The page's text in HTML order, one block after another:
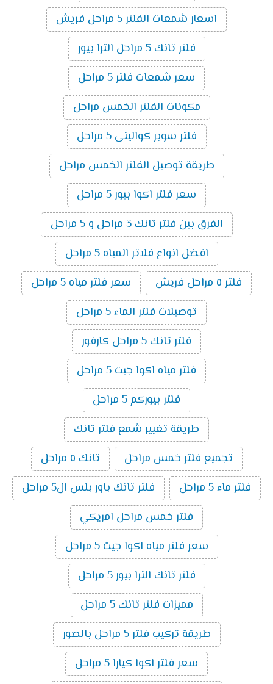
اسعار شمعات الفلتر 5 مراحل فريش
فلتر تانك 5 مراحل الترا بيور
سعر شمعات فلتر 5 مراحل
مكونات الفلتر الخمس مراحل
فلتر سوبر كواليتى 5 مراحل
طريقة توصيل الفلتر الخمس مراحل
سعر فلتر اكوا بيور 5 مراحل
الفرق بين فلتر تانك 3 مراحل و 5 مراحل
افضل انواع فلاتر المياه 5 مراحل
فلتر ٥ مراحل فريش
سعر فلتر مياه 5 مراحل
توصيلات فلتر الماء 5 مراحل
فلتر تانك 5 مراحل كارفور
فلتر مياه اكوا جيت 5 مراحل
فلتر بيوركم 5 مراحل
طريقة تغيير شمع فلتر تانك
تجميع فلتر خمس مراحل
تانك ٥ مراحل
فلتر ماء 5 مراحل
فلتر تانك باور بلس ال5 مراحل
فلتر خمس مراحل امريكي
سعر فلتر مياه اكوا جيت 5 مراحل
فلتر تانك الترا بيور 5 مراحل
مميزات فلتر تانك 5 مراحل
طريقة تركيب فلتر 5 مراحل بالصور
سعر فلتر اكوا كيارا 5 مراحل